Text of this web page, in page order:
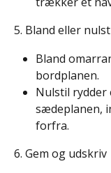
5. Bland eller
Bland
bordplanen.
Nulstil rydder
sædeplanen,
forfra.
6. Gem og udskriv